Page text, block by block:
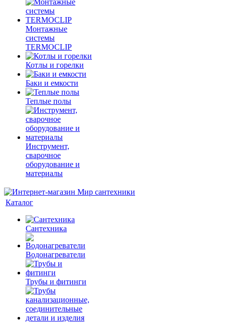
Монтажные
системы
TERMOCLIP
Котлы и горелки
Баки и емкости
Теплые полы
Инструмент,
сварочное
оборудование и
материалы
Каталог
Сантехника
Водонагреватели
Трубы и фитинги